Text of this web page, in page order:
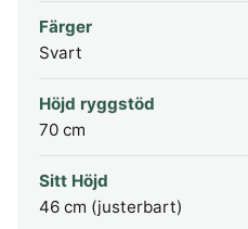
Färger
Svart
Höjd ryggstöd
70 cm
Sitt Höjd
46 cm (justerbart)